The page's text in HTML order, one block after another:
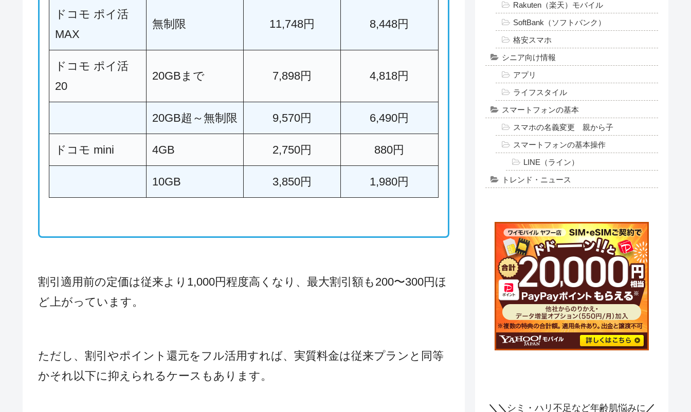
ドコモ ポイ活
MAX
無制限 11,748円 8,448円
ドコモ ポイ活
20
20GBまで 7,898円 4,818円
20GB超～無制限 9,570円 6,490円
ドコモ mini 4GB 2,750円 880円
10GB 3,850円 1,980円
割引適用前の定価は従来より1,000円程度高くなり、最大割引額も200〜300円ほ
ど上がっています。
ただし、割引やポイント還元をフル活用すれば、実質料金は従来プランと同等
かそれ以下に抑えられるケースもあります。
Rakuten（楽天）モバイル
SoftBank（ソフトバンク）
格安スマホ
シニア向け情報
アプリ
ライフスタイル
スマートフォンの基本
スマホの名義変更 親から子
スマートフォンの基本操作
LINE（ライン）
トレンド・ニュース
＼＼ シミ・ハリ不足など年齢肌悩みに／